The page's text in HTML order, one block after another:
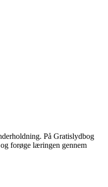
På Gratislydbog
forøge læringen gennem